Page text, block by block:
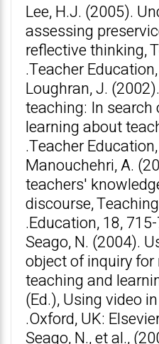
Lee, H.J. (2005).
assessing
reflective thinking,
Teacher
Loughran, J.
teaching: In
learning about
Teacher
Manouchehri, A.
teachers'
discourse,
Education, 18, 715-
Seago, N. (2004).
object of inquiry
teaching and
(Ed.), Using video
Oxford, UK:
Seago, N., et al.,